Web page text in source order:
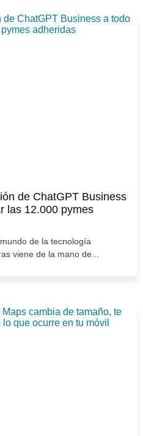
de ChatGPT Business
las 12.000 pymes
de la tecnología
viene de la mano de...